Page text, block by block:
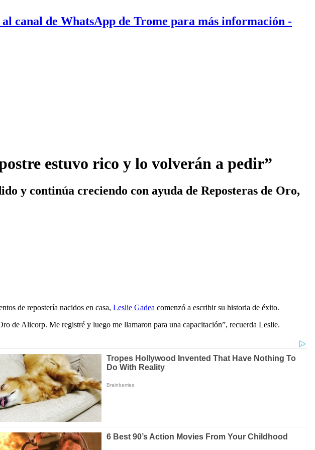
al canal de WhatsApp de Trome para más información -
estuvo rico y lo volverán a pedir”
y continúa creciendo con ayuda de Reposteras de Oro,
de repostería nacidos en casa, Leslie Gadea comenzó a escribir su historia de éxito.
de Alicorp. Me registré y luego me llamaron para una capacitación”, recuerda Leslie.